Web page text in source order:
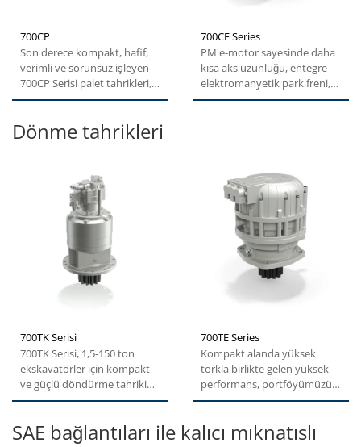
700CP
Son derece kompakt, hafif,
verimli ve sorunsuz işleyen
700CP Serisi palet tahrikleri,
Poclain hydraulics...
700CE Series
PM e-motor sayesinde daha
kısa aks uzunluğu, entegre
elektromanyetik park freni,
dar alanda yüksek...
Dönme tahrikleri
700TK Serisi
700TK Serisi, 1,5-150 ton
ekskavatörler için kompakt
ve güçlü döndürme tahriki
paketidir. Bunlar,...
700TE Series
Kompakt alanda yüksek
torkla birlikte gelen yüksek
performans, portföyümüzün
en önemli avantajlarından...
SAE bağlantıları ile kalıcı mıknatıslı